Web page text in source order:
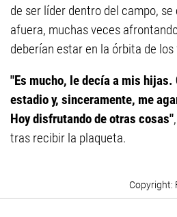
de ser líder dentro del campo,
afuera, muchas veces
deberían estar en la órbita de
"Es mucho, le decía a mis hijas.
estadio y, sinceramente, me
Hoy disfrutando de otras cosas"
tras recibir la plaqueta.